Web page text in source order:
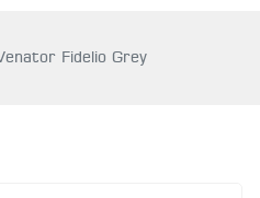
Fidelio Grey